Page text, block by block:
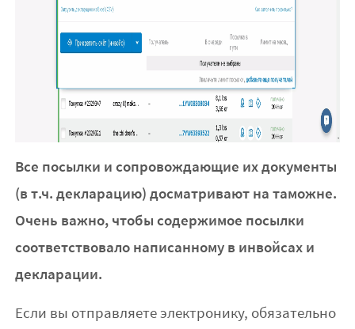
Все посылки и сопровождающие их документы
(в т.ч. декларацию) досматривают на таможне.
Очень важно, чтобы содержимое посылки
соответствовало написанному в инвойсах и
декларации.
Если вы отправляете электронику, обязательно